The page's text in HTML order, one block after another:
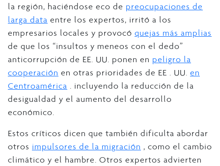
la región, haciéndose eco de preocupaciones de
larga data entre los expertos, irritó a los
empresarios locales y provocó quejas más amplias
de que los “insultos y meneos con el dedo”
anticorrupción de EE. UU. ponen en peligro la
cooperación en otras prioridades de EE . UU. en
Centroamérica . incluyendo la reducción de la
desigualdad y el aumento del desarrollo
económico.
Estos críticos dicen que también dificulta abordar
otros impulsores de la migración , como el cambio
climático y el hambre. Otros expertos advierten